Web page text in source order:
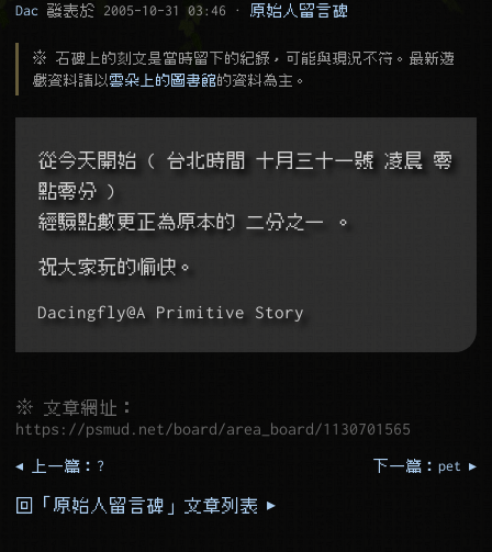
Dac 發表於 2005-10-31 03:46 · 原始人留言碑
※ 石碑上的刻文是當時留下的紀錄，可能與現況不符。最新遊
戲資料請以 雲朵上的圖書館的資料為主。
從今天開始 ( 台北時間 十月三十一號 凌晨 零
點零分 )
經驗點數更正為原本的 二分之一 。
祝大家玩的愉快。
Dacingfly@A Primitive Story
※ 文章網址：
https://psmud.net/board/area_board/1130701565
◂ 上一篇：? 下一篇：pet ▸
回「原始人留言碑」文章列表 ▸